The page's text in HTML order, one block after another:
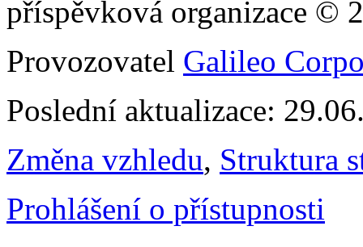
příspěvková organizace ©
Provozovatel Galileo
Poslední aktualizace:
Změna vzhledu, Struktura
Prohlášení o přístupnosti